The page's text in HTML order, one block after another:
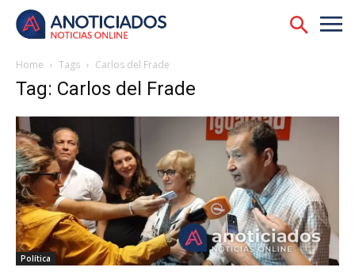
Home Tags Carlos del Frade
Tag: Carlos del Frade
Política